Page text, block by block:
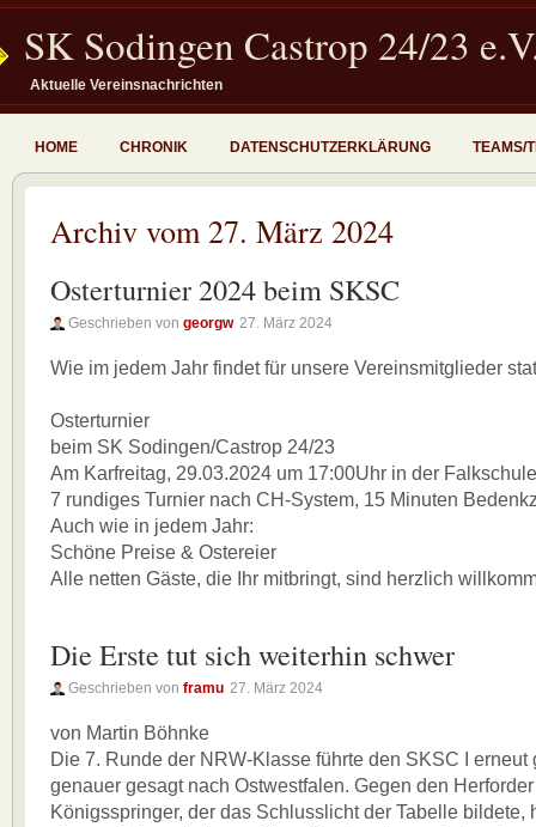
SK Sodingen Castrop 24/23
Aktuelle Vereinsnachrichten
HOME CHRONIK DATENSCHUTZERKLÄRUNG TEAMS/
Archiv vom 27. März 2024
Osterturnier 2024 beim SKSC
Geschrieben von georgw 27. März 2024
Wie im jedem Jahr findet für unsere Vereinsmitglieder
Osterturnier
beim SK Sodingen/Castrop 24/23
Am Karfreitag, 29.03.2024 um 17:00Uhr in der
7 rundiges Turnier nach CH-System, 15 Minuten
Auch wie in jedem Jahr:
Schöne Preise & Ostereier
Alle netten Gäste, die Ihr mitbringt, sind herzlich
Die Erste tut sich weiterhin schwer
Geschrieben von framu 27. März 2024
von Martin Böhnke
Die 7. Runde der NRW-Klasse führte den SKSC I erneut
genauer gesagt nach Ostwestfalen. Gegen den
Königsspringer, der das Schlusslicht der Tabelle bildete,